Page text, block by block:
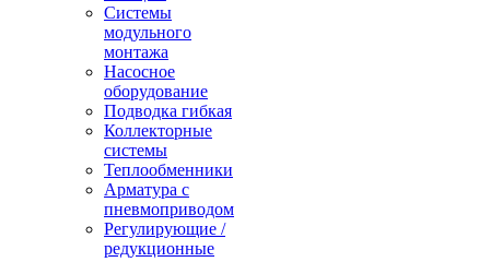
Системы
модульного
монтажа
Насосное
оборудование
Подводка гибкая
Коллекторные
системы
Теплообменники
Арматура с
пневмоприводом
Регулирующие /
редукционные